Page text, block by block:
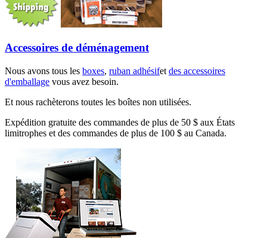
Accessoires de déménagement
Nous avons tous les boxes, ruban adhésifet des accessoires
d'emballage vous avez besoin.
Et nous rachèterons toutes les boîtes non utilisées.
Expédition gratuite des commandes de plus de 50 $ aux États
limitrophes et des commandes de plus de 100 $ au Canada.